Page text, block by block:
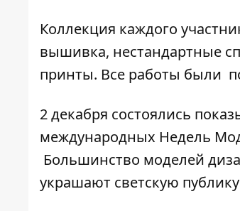
Коллекция каждого
вышивка, нестандартные
принты. Все работы были
2 декабря состоялись
международных Недель
Большинство моделей
украшают светскую